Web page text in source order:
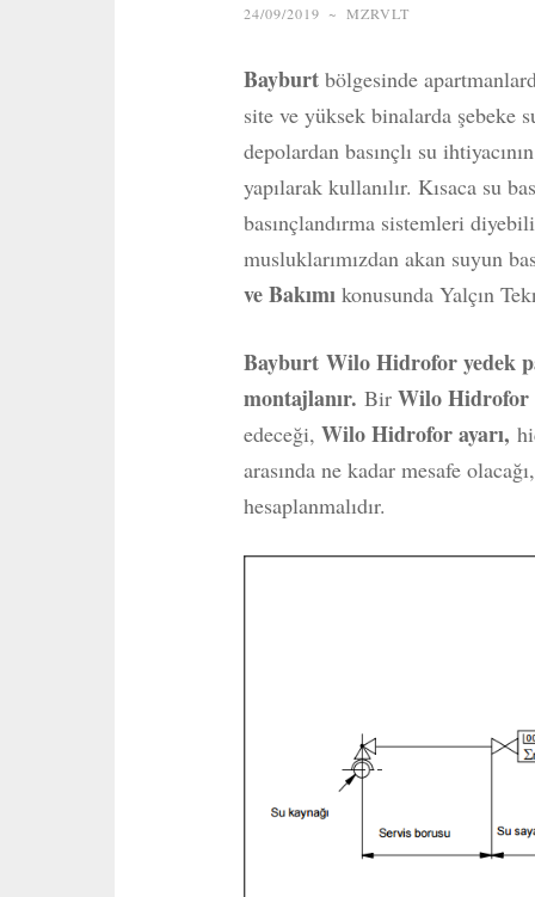
24/09/2019 ~ MZRVLT
Bayburtbölgesinde
site ve yüksek binalarda şebeke
depolardan basınçlı su
yapılarak kullanılır. Kısaca su
basınçlandırma sistemleri
musluklarımızdan akan suyun
ve Bakımı konusunda Yalçın
Bayburt Wilo Hidrofor yedek
montajlanır. Bir Wilo Hidrofor
edeceği, Wilo Hidrofor ayarı,
arasında ne kadar mesafe
hesaplanmalıdır.